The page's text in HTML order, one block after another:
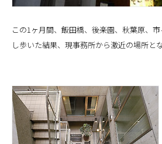
この1ヶ月間、飯田橋、後楽園、秋葉原、
し歩いた結果、現事務所から激近の場所と